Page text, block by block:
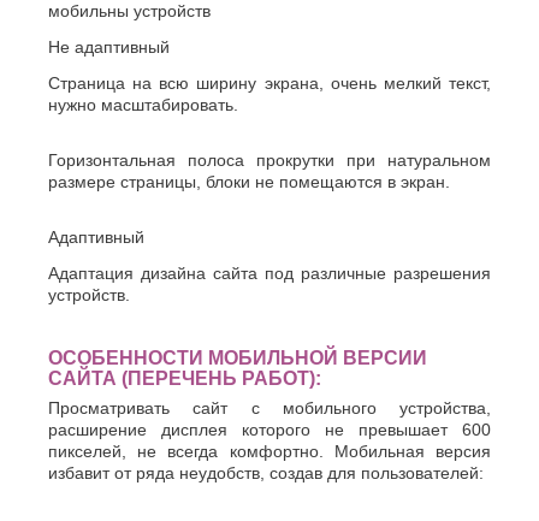
Казань
Калининград
Каменск-
Уральский
Каспийск
Кемерово
Киров
Ковров
Коломна
Кострома
Красногорск
Краснодар
Курган
Курск
Л
Судак
Сызрань
Сыктывкар
Т
Таганрог
Тамбов
Тула
Тюмень
У
Ульяновск
Уфа
Ф
Феодосия
Х
мобильны устройств
Не адаптивный
Страница на всю ширину экрана, очень мелкий текст,
нужно масштабировать.
Горизонтальная полоса прокрутки при натуральном
размере страницы, блоки не помещаются в экран.
Адаптивный
Адаптация дизайна сайта под различные разрешения
устройств.
ОСОБЕННОСТИ МОБИЛЬНОЙ ВЕРСИИ
САЙТА (ПЕРЕЧЕНЬ РАБОТ):
Просматривать сайт с мобильного устройства,
расширение дисплея которого не превышает 600
пикселей, не всегда комфортно. Мобильная версия
избавит от ряда неудобств, создав для пользователей: